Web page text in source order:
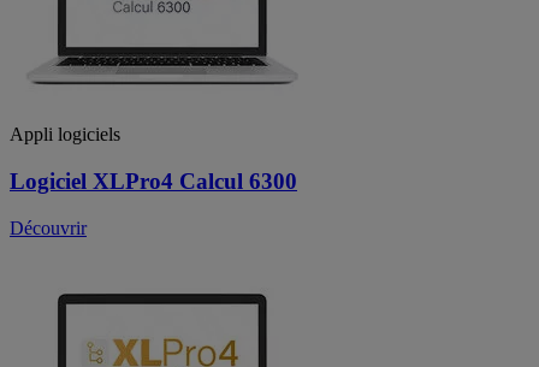
Appli logiciels
Logiciel XLPro4 Calcul 6300
Découvrir